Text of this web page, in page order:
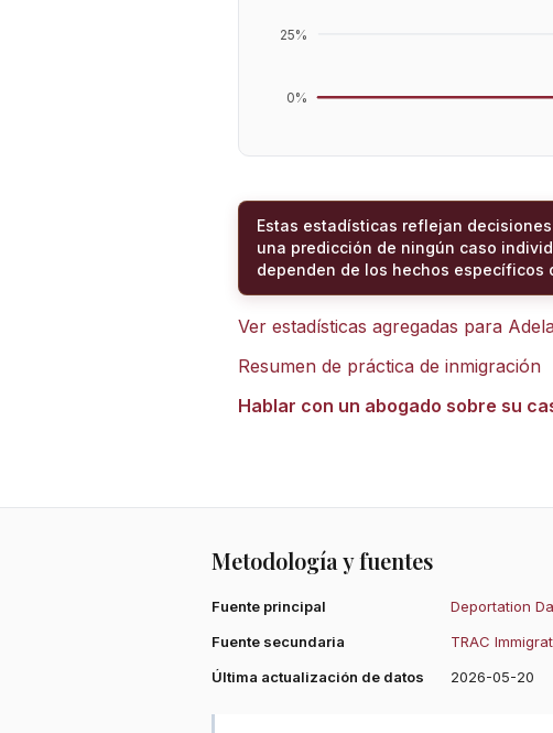
0%
25%
Estas estadísticas reflejan
una predicción de ningún caso
dependen de los hechos específicos
Ver estadísticas agregadas para
Resumen de práctica de inmigración
Hablar con un abogado sobre su
Metodología y fuentes
Fuente principal Deportation
Fuente secundaria
TRAC
Última actualización de datos
2026-05-20